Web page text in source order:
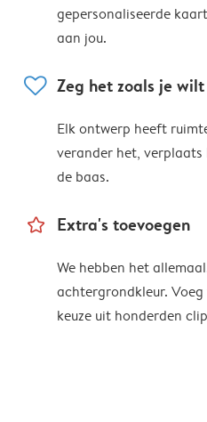
gepersonaliseerde
aan jou.
heart Zeg het zoals je wilt
Elk ontwerp heeft
verander het,
de baas.
star_outline Extra's toevoegen
We hebben het
achtergrondkleur.
keuze uit honderden